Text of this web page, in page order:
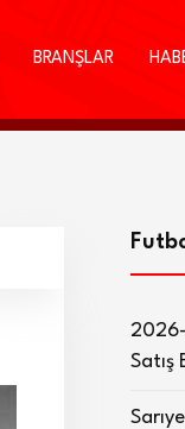
BRANŞLAR
Satış